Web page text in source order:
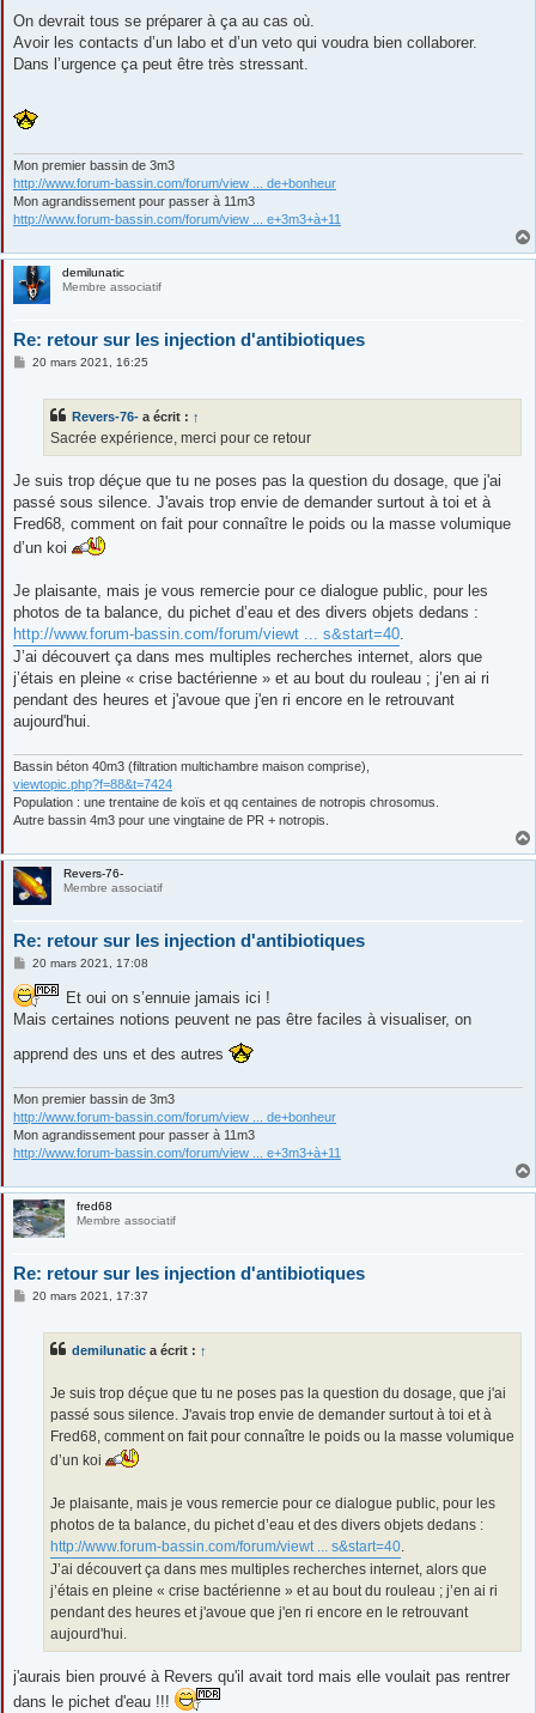
On devrait tous se préparer à ça au cas où.
Avoir les contacts d’un labo et d’un veto qui voudra bien collaborer.
Dans l’urgence ça peut être très stressant.
Mon premier bassin de 3m3
http://www.forum-bassin.com/forum/view ... de+bonheur
Mon agrandissement pour passer à 11m3
http://www.forum-bassin.com/forum/view ... e+3m3+à+11
demilunatic
Membre associatif
Re: retour sur les injection d'antibiotiques
M20 mars 2021, 16:25
Revers-76- a écrit : ↑
Sacrée expérience, merci pour ce retour
Je suis trop déçue que tu ne poses pas la question du dosage, que j'ai
passé sous silence. J'avais trop envie de demander surtout à toi et à
Fred68, comment on fait pour connaître le poids ou la masse volumique
d’un koi
Je plaisante, mais je vous remercie pour ce dialogue public, pour les
photos de ta balance, du pichet d’eau et des divers objets dedans :
http://www.forum-bassin.com/forum/viewt ... s&start=40.
J’ai découvert ça dans mes multiples recherches internet, alors que
j’étais en pleine « crise bactérienne » et au bout du rouleau ; j’en ai ri
pendant des heures et j'avoue que j'en ri encore en le retrouvant
aujourd'hui.
Bassin béton 40m3 (filtration multichambre maison comprise),
viewtopic.php?f=88&t=7424
Population : une trentaine de koïs et qq centaines de notropis chrosomus.
Autre bassin 4m3 pour une vingtaine de PR + notropis.
Revers-76-
Membre associatif
Re: retour sur les injection d'antibiotiques
M
s
s
a
e
20 mars 2021, 17:08
Et oui on s’ennuie jamais ici !
Mais certaines notions peuvent ne pas être faciles à visualiser, on
apprend des uns et des autres
Mon premier bassin de 3m3
http://www.forum-bassin.com/forum/view ... de+bonheur
Mon agrandissement pour passer à 11m3
http://www.forum-bassin.com/forum/view ... e+3m3+à+11
fred68
Membre associatif
Re: retour sur les injection d'antibiotiques
M20 mars 2021, 17:37
demilunatic a écrit : ↑
Je suis trop déçue que tu ne poses pas la question du dosage, que j'ai
passé sous silence. J'avais trop envie de demander surtout à toi et à
Fred68, comment on fait pour connaître le poids ou la masse volumique
d’un koi
Je plaisante, mais je vous remercie pour ce dialogue public, pour les
photos de ta balance, du pichet d’eau et des divers objets dedans :
http://www.forum-bassin.com/forum/viewt ... s&start=40
J’ai découvert ça dans mes multiples recherches internet, alors que
j’étais en pleine « crise bactérienne » et au bout du rouleau ; j’en ai ri
pendant des heures et j'avoue que j'en ri encore en le retrouvant
aujourd'hui.
j'aurais bien prouvé à Revers qu'il avait tord mais elle voulait pas rentrer
dans le pichet d'eau !!!